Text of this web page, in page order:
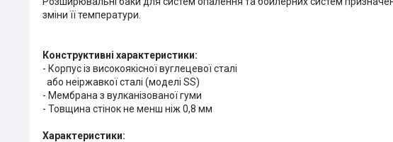
зміни її температури.
Конструктивні характеристики:
- Корпус із високоякісної вуглецевої сталі
або неіржавкої сталі (моделі SS)
- Мембрана з вулканізованої гуми
- Товщина стінок не менш ніж 0,8 мм
Характеристики: